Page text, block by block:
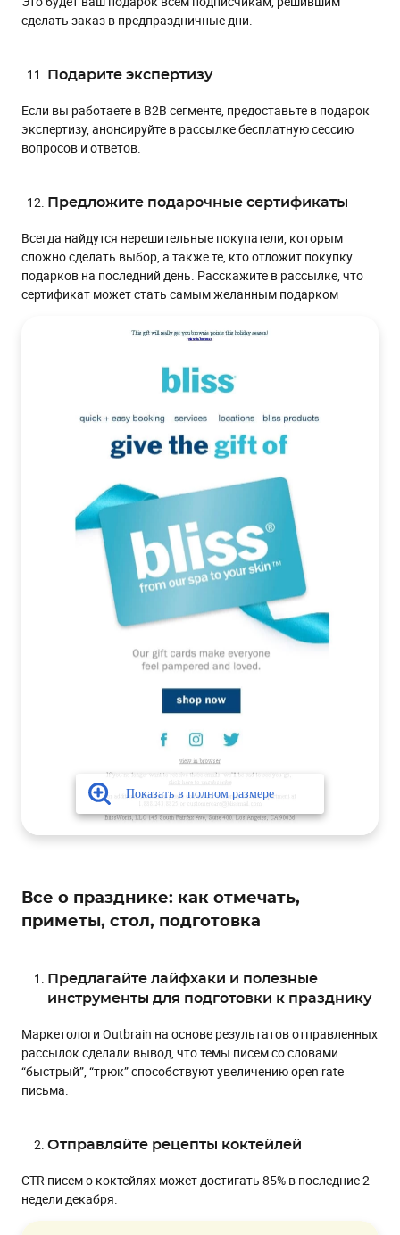
сделать заказ в предпраздничные дни.
Подарите экспертизу
Если вы работаете в В2В сегменте, предоставьте в подарок
экспертизу, анонсируйте в рассылке бесплатную сессию
вопросов и ответов.
Предложите подарочные сертификаты
Всегда найдутся нерешительные покупатели, которым
сложно сделать выбор, а также те, кто отложит покупку
подарков на последний день. Расскажите в рассылке, что
сертификат может стать самым желанным подарком
Все о празднике: как отмечать,
приметы, стол, подготовка
Предлагайте лайфхаки и полезные
инструменты для подготовки к празднику
Маркетологи Outbrain на основе результатов отправленных
рассылок сделали вывод, что темы писем со словами
“быстрый”, “трюк” способствуют увеличению open rate
письма.
Отправляйте рецепты коктейлей
CTR писем о коктейлях может достигать 85% в последние 2
недели декабря.